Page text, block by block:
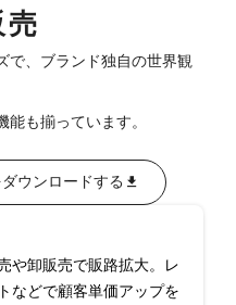
で、ブランド独自の世界観
も揃っています。
ウンロードする
や卸販売で販路拡大。レ
などで顧客単価アップを